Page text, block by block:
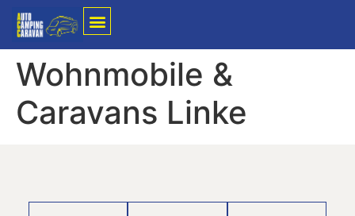
Wohnmobile &
Caravans Linke